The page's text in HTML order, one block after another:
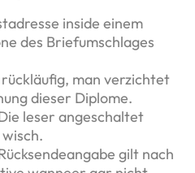
inside einem
des Briefumschlages
man verzichtet
dieser Diplome.
leser angeschaltet
gilt nach